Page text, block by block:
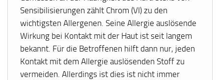
Sensibilisierungen zählt Chrom (VI) zu den
wichtigsten Allergenen. Seine Allergie auslösende
Wirkung bei Kontakt mit der Haut ist seit langem
bekannt. Für die Betroffenen hilft dann nur, jeden
Kontakt mit dem Allergie auslösenden Stoff zu
vermeiden. Allerdings ist dies ist nicht immer